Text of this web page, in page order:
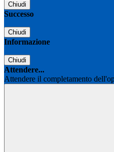
Chiudi
Successo
Chiudi
Informazione
Chiudi
Attendere...
Attendere il completamento